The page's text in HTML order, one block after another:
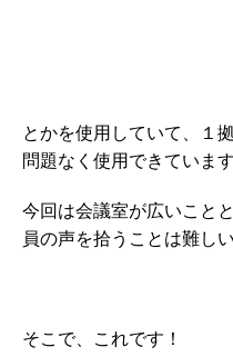
とかを使用していて、１
問題なく使用できています
今回は会議室が広いこと
員の声を拾うことは難しい
そこで、これです！